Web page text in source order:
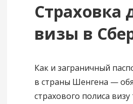
Страховка
визы в
Как и заграничный
в страны Шенгена —
страхового полиса